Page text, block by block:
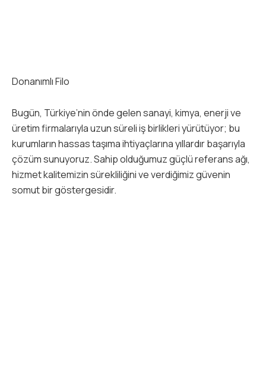
Donanımlı Filo
Bugün, Türkiye’nin önde gelen sanayi, kimya, enerji ve
üretim firmalarıyla uzun süreli iş birlikleri yürütüyor; bu
kurumların hassas taşıma ihtiyaçlarına yıllardır başarıyla
çözüm sunuyoruz. Sahip olduğumuz güçlü referans ağı,
hizmet kalitemizin sürekliliğini ve verdiğimiz güvenin
somut bir göstergesidir.